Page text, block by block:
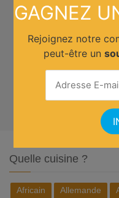
Quelle cuisine ?
Africain Allemande
GAGNEZ
Rejoignez notre
peut-être un